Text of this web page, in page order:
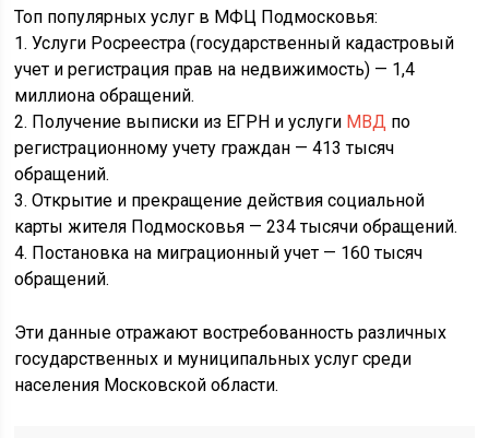
Топ популярных услуг в МФЦ Подмосковья:
1. Услуги Росреестра (государственный кадастровый
учет и регистрация прав на недвижимость) — 1,4
миллиона обращений.
2. Получение выписки из ЕГРН и услуги МВД по
регистрационному учету граждан — 413 тысяч
обращений.
3. Открытие и прекращение действия социальной
карты жителя Подмосковья — 234 тысячи обращений.
4. Постановка на миграционный учет — 160 тысяч
обращений.
Эти данные отражают востребованность различных
государственных и муниципальных услуг среди
населения Московской области.